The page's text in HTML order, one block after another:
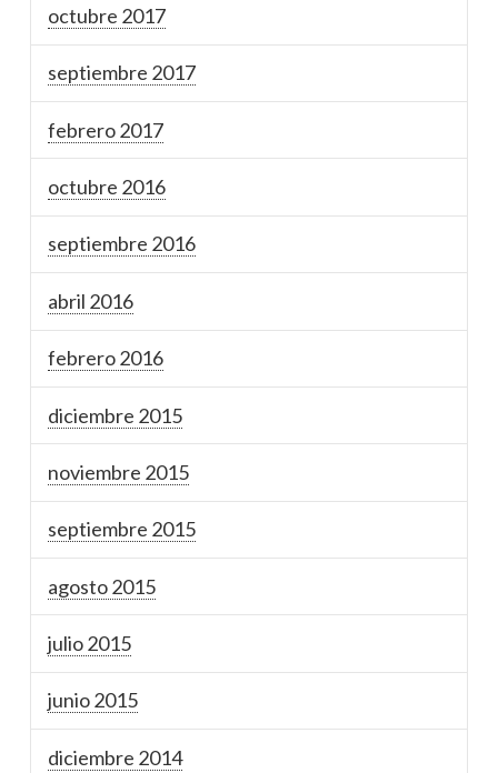
octubre 2017
septiembre 2017
febrero 2017
octubre 2016
septiembre 2016
abril 2016
febrero 2016
diciembre 2015
noviembre 2015
septiembre 2015
agosto 2015
julio 2015
junio 2015
diciembre 2014